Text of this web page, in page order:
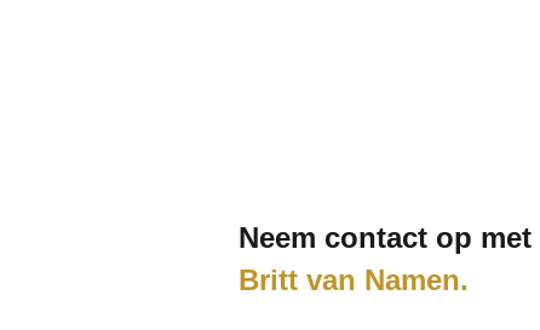
Neem contact op met
Britt van Namen